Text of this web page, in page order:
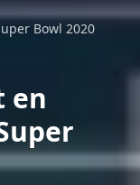
Bowl 2020
en